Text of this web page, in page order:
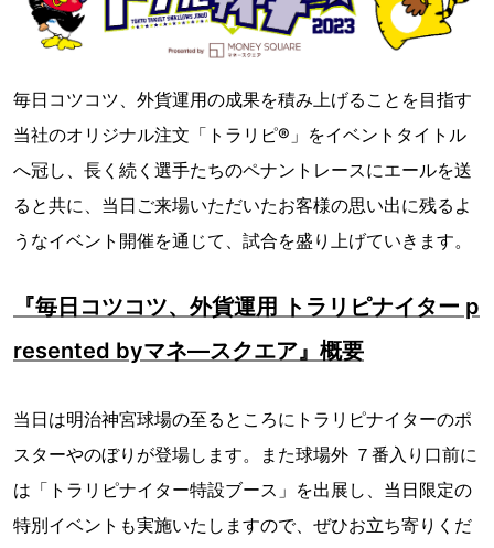
毎日コツコツ、外貨運用の成果を積み上げることを目指す
当社のオリジナル注文「トラリピ®」をイベントタイトル
へ冠し、長く続く選手たちのペナントレースにエールを送
ると共に、当日ご来場いただいたお客様の思い出に残るよ
うなイベント開催を通じて、試合を盛り上げていきます。
『毎日コツコツ、外貨運用 トラリピナイター p
resented byマネ―スクエア』概要
当日は明治神宮球場の至るところにトラリピナイターのポ
スターやのぼりが登場します。また球場外 ７番入り口前に
は「トラリピナイター特設ブース」を出展し、当日限定の
特別イベントも実施いたしますので、ぜひお立ち寄りくだ